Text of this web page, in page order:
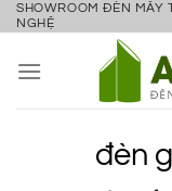
Bỏ
nội
SHOWROOM ĐÈN MÂY
NGHỆ
đèn